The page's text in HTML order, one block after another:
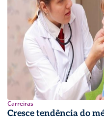
Carreiras
Cresce tendência do